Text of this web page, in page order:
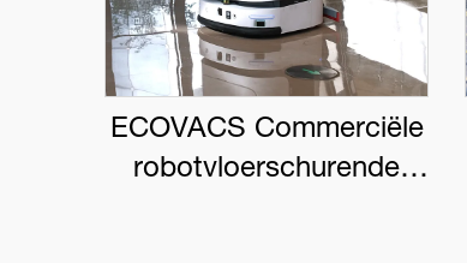
ECOVACS Commerciële
robotvloerschurende